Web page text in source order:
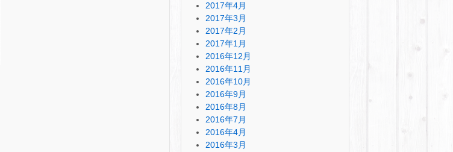
2017年4月
2017年3月
2017年2月
2017年1月
2016年12月
2016年11月
2016年10月
2016年9月
2016年8月
2016年7月
2016年4月
2016年3月